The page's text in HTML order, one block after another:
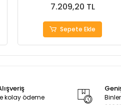
7.209,20 TL
Sepete Ekle
kolay ödeme